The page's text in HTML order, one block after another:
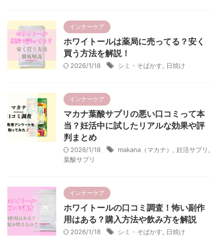
インナーケア
ホワイトールは薬局に売ってる？安く
買う方法を解説！
2026/1/18 シミ・そばかす 日焼け
インナーケア
マカナ葉酸サプリの悪い口コミって本
当？妊活中に試したリアルな効果や評
判まとめ
2026/1/18 makana（マカナ） 妊活サプリ
葉酸サプリ
インナーケア
ホワイトールの口コミ調査！怖い副作
用はある？購入方法や飲み方を解説
2026/1/18 シミ・そばかす 日焼け